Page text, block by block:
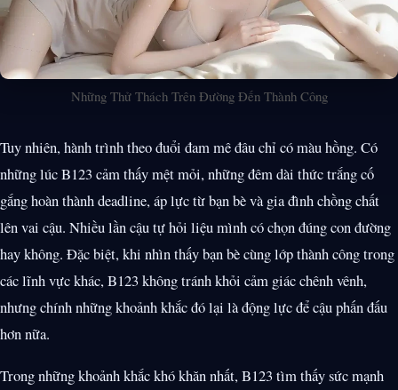
Những Thử Thách Trên Đường Đến Thành Công
Tuy nhiên, hành trình theo đuổi đam mê đâu chỉ có màu hồng. Có
những lúc B123 cảm thấy mệt mỏi, những đêm dài thức trắng cố
gắng hoàn thành deadline, áp lực từ bạn bè và gia đình chồng chất
lên vai cậu. Nhiều lần cậu tự hỏi liệu mình có chọn đúng con đường
hay không. Đặc biệt, khi nhìn thấy bạn bè cùng lớp thành công trong
các lĩnh vực khác, B123 không tránh khỏi cảm giác chênh vênh,
nhưng chính những khoảnh khắc đó lại là động lực để cậu phấn đấu
hơn nữa.
Trong những khoảnh khắc khó khăn nhất, B123 tìm thấy sức mạnh